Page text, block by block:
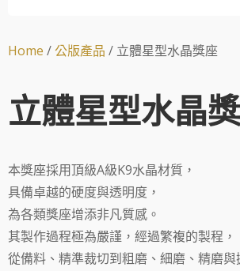
Home /公版產品 / 立體星型水晶獎座
立體星型水晶
本獎座採用頂級A級K9水晶材質，
具備卓越的硬度與透明度，
為各類獎座增添非凡質感。
其製作過程極為嚴謹，經過繁複的製程，
從備料、精準裁切到粗磨、細磨、精磨與